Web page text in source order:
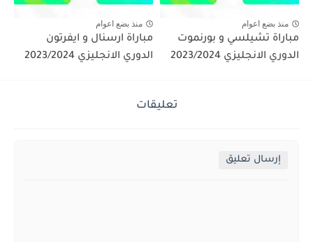
منذ بضع اعوام
مباراة تشيلسي و بورنموت
الدوري الانجليزي 2023/2024
منذ بضع اعوام
مباراة ارسنال و ايفرتون
الدوري الانجليزي 2023/2024
تعليقات
إرسال تعليق